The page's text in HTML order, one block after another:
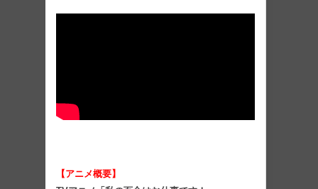
【アニメ概要】